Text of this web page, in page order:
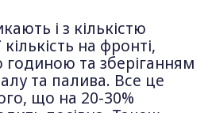
і з кількістю
кількість на фронті,
та зберіганням
та палива. Все це
що на 20-30%